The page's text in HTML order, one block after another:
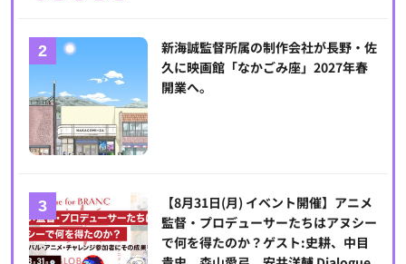
新海誠監督所属の制作会社が長野・佐
久に映画館「なかごみ座」2027年春
開業へ。
【8月31日(月) イベント開催】アニメ
監督・プロデューサーたちはアヌシー
で何を得たのか？ゲスト:史耕、中目